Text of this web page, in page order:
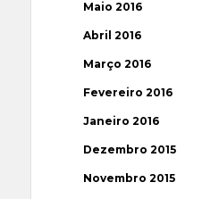
Maio 2016
Abril 2016
Março 2016
Fevereiro 2016
Janeiro 2016
Dezembro 2015
Novembro 2015